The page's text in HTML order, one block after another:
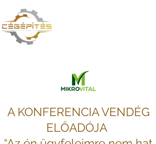
A KONFERENCIA VENDÉG
ELŐADÓJA